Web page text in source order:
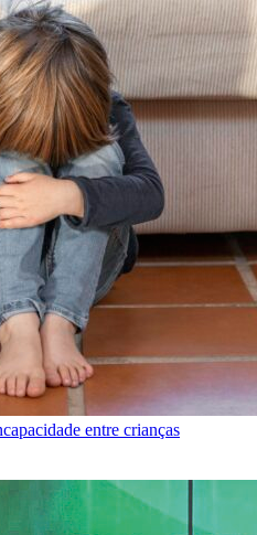
entre crianças